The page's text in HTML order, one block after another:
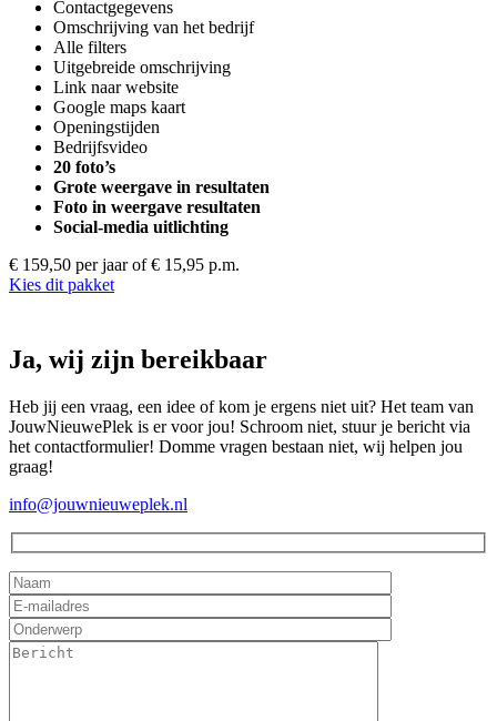
Contactgegevens
Omschrijving van het bedrijf
Alle filters
Uitgebreide omschrijving
Link naar website
Google maps kaart
Openingstijden
Bedrijfsvideo
20 foto’s
Grote weergave in resultaten
Foto in weergave resultaten
Social-media uitlichting
€ 159,50 per jaar of € 15,95 p.m.
Kies dit pakket
Ja, wij zijn bereikbaar
Heb jij een vraag, een idee of kom je ergens niet uit? Het team van
JouwNieuwePlek is er voor jou! Schroom niet, stuur je bericht via
het contactformulier! Domme vragen bestaan niet, wij helpen jou
graag!
info@jouwnieuweplek.nl